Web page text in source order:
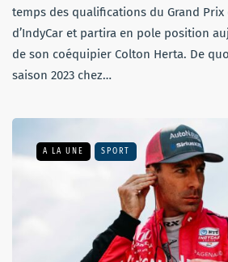
temps des qualifications du Grand Prix
d’IndyCar et partira en pole position
de son coéquipier Colton Herta. De
saison 2023 chez…
A LA UNE SPORT